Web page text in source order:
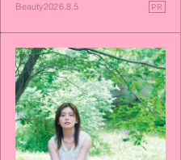
Beauty2026.8.5 PR